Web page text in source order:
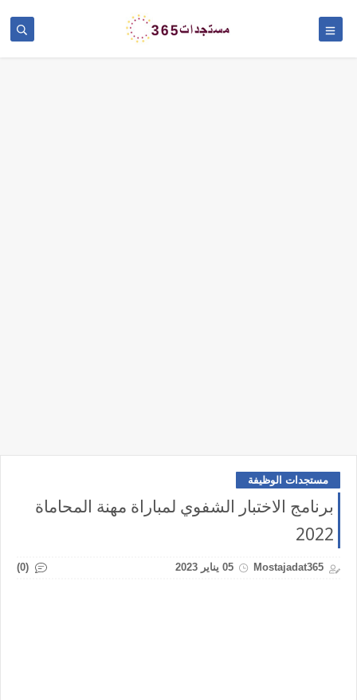
مستجدات الوظيفة
برنامج الاختبار الشفوي لمباراة مهنة المحاماة
2022
Mostajadat365 05 يناير 2023 (0)